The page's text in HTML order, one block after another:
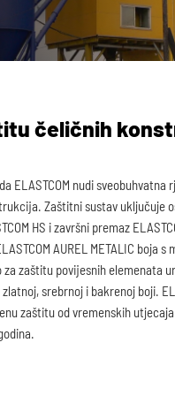
čeličnih
ELASTCOM nudi sveobuhvatna
Zaštitni sustav uključuje
HS i završni premaz
AUREL METALIC boja
za zaštitu povijesnih elemenata
srebrnoj i bakrenoj boji.
zaštitu od vremenskih